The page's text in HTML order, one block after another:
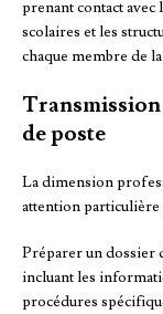
prenant contact avec
scolaires et les
chaque membre de
Transmission
de poste
La dimension
attention
Préparer un dossier
incluant les
procédures